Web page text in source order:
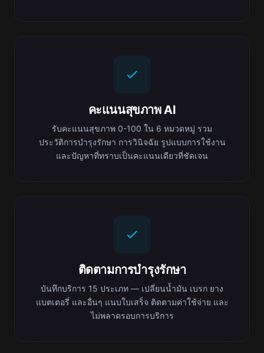
คะแนนสุขภาพ AI
รับคะแนนสุขภาพ 0-100 ใน 6 หมวดหมู่ รวม
ประวัติการบำรุงรักษา การวินิจฉัย รูปแบบการใช้งาน
และปัญหาที่ทราบเป็นคะแนนเดียวที่ชัดเจน
ติดตามการบำรุงรักษา
บันทึกบริการ 15 ประเภท — เปลี่ยนน้ำมัน เบรก ยาง
แบตเตอรี่ และอื่นๆ แนบใบเสร็จ ติดตามค่าใช้จ่าย และ
ไม่พลาดรอบการบริการ